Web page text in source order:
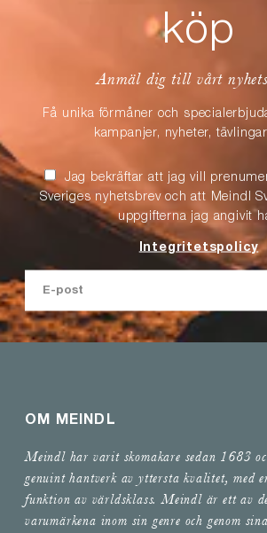
köp
Anmäl dig till vårt
Få unika förmåner och
kampanjer, nyheter,
Jag bekräftar att jag vill
Sveriges nyhetsbrev och att Meindl
uppgifterna jag angivit
Integritetspolicy
OM MEINDL
Meindl har varit skomakare sedan 1683
genuint hantverk av yttersta kvalitet, med
funktion av världsklass. Meindl är ett av
varumärkena inom sin genre och genom